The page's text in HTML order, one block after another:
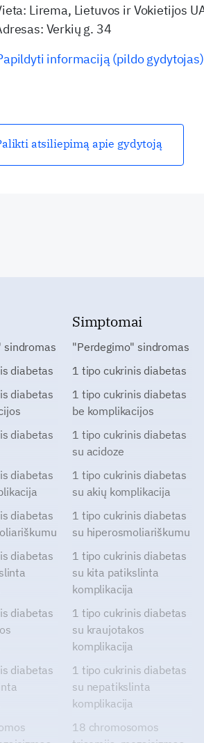
Lirema, Lietuvos ir Vokietijos
Verkių g. 34
informaciją (pildo gydytojas)
atsiliepimą apie gydytoją
sindromas
diabetas
diabetas
diabetas
diabetas
diabetas
diabetas
diabetas
diabetas
Simptomai
"Perdegimo" sindromas
1 tipo cukrinis diabetas
1 tipo cukrinis diabetas
be komplikacijos
1 tipo cukrinis diabetas
su acidoze
1 tipo cukrinis diabetas
su akių komplikacija
1 tipo cukrinis diabetas
su hiperosmoliariškumu
1 tipo cukrinis diabetas
su kita patikslinta
komplikacija
1 tipo cukrinis diabetas
su kraujotakos
komplikacija
1 tipo cukrinis diabetas
su nepatikslinta
komplikacija
18 chromosomos